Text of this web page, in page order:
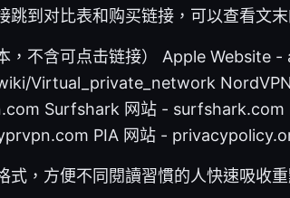
跳到对比表和购买链接，可以查看文
，不含可点击链接） Apple Website
Virtual_private_network
Surfshark 网站 -
PIA 网站 -
式，方便不同閱讀習慣的人快速吸收重